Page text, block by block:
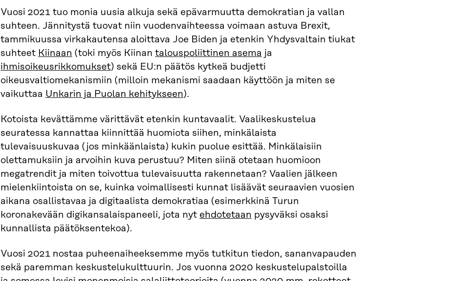
Vuosi 2021 tuo monia uusia alkuja sekä epävarmuutta demokratian ja vallan
suhteen. Jännitystä tuovat niin vuodenvaihteessa voimaan astuva Brexit,
tammikuussa virkakautensa aloittava Joe Biden ja etenkin Yhdysvaltain tiukat
suhteet Kiinaan (toki myös Kiinan talouspoliittinen asema ja
ihmisoikeusrikkomukset) sekä EU:n päätös kytkeä budjetti
oikeusvaltiomekanismiin (milloin mekanismi saadaan käyttöön ja miten se
vaikuttaa Unkarin ja Puolan kehitykseen).
Kotoista kevättämme värittävät etenkin kuntavaalit. Vaalikeskustelua
seuratessa kannattaa kiinnittää huomiota siihen, minkälaista
tulevaisuuskuvaa (jos minkäänlaista) kukin puolue esittää. Minkälaisiin
olettamuksiin ja arvoihin kuva perustuu? Miten siinä otetaan huomioon
megatrendit ja miten toivottua tulevaisuutta rakennetaan? Vaalien jälkeen
mielenkiintoista on se, kuinka voimallisesti kunnat lisäävät seuraavien vuosien
aikana osallistavaa ja digitaalista demokratiaa (esimerkkinä Turun
koronakevään digikansalaispaneeli, jota nyt ehdotetaan pysyväksi osaksi
kunnallista päätöksentekoa).
Vuosi 2021 nostaa puheenaiheeksemme myös tutkitun tiedon, sananvapauden
sekä paremman keskustelukulttuurin. Jos vuonna 2020 keskustelupalstoilla